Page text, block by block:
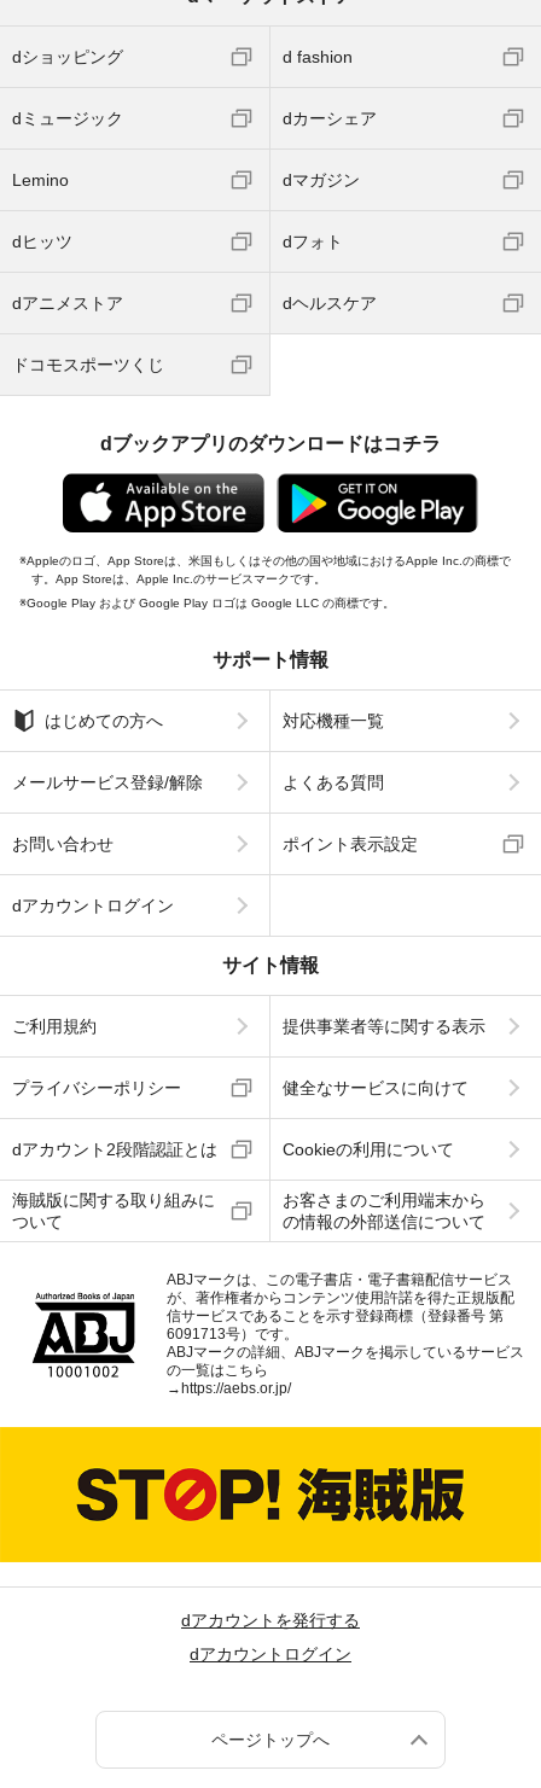
dショッピング d fashion
dミュージック dカーシェア
Lemino dマガジン
dヒッツ dフォト
dアニメストア dヘルスケア
ドコモスポーツくじ
dブックアプリのダウンロードはコチラ
Appleのロゴ、App Storeは、米国もしくはその他の国や地域におけるApple Inc.の商標で
す。App Storeは、Apple Inc.のサービスマークです。
Google Play および Google Play ロゴは Google LLC の商標です。
サポート情報
はじめての方へ 対応機種一覧
メールサービス登録/解除 よくある質問
お問い合わせ ポイント表示設定
dアカウントログイン
サイト情報
ご利用規約 提供事業者等に関する表示
プライバシーポリシー 健全なサービスに向けて
dアカウント2段階認証とは Cookieの利用について
海賊版に関する取り組みに
ついて
お客さまのご利用端末から
の情報の外部送信について
ABJマークは、この電子書店・電子書籍配信サービス
が、著作権者からコンテンツ使用許諾を得た正規版配
信サービスであることを示す登録商標（登録番号 第
6091713号）です。
ABJマークの詳細、ABJマークを掲示しているサービス
の一覧はこちら
→ https://aebs.or.jp/
dアカウントを発行する
dアカウントログイン
ページトップへ